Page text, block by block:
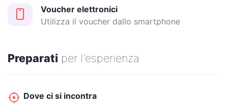
Dal 03/11
Sabato e prefestivi ore 14:30
*Cani a bordo ammessi. Per cani non mansueti si consiglia l'utilizzo della
Le tariffe sotto indicate sono relative alla quota di partecipazione per
Voucher elettronici
Utilizza il voucher dallo smartphone
Preparati per l'esperienza
Dove ci si incontra